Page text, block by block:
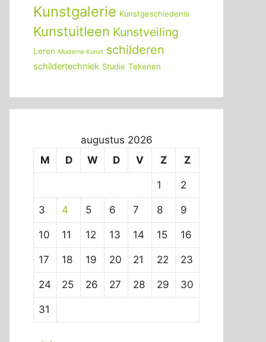
Kunstgalerie Kunstgeschiedenis
Kunstuitleen Kunstveiling
Leren Moderne Kunst schilderen
schildertechniek Studie Tekenen
augustus 2026
M
D W D V Z Z
1 2
3 4 5 6 7 8 9
10 11 12 13 14 15 16
17 18 19 20 21 22 23
24 25 26 27 28 29 30
31